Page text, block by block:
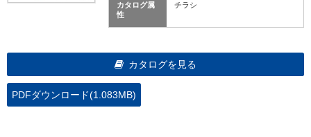
カタログ属
性
チラシ
カタログを見る
PDFダウンロード(1.083MB)